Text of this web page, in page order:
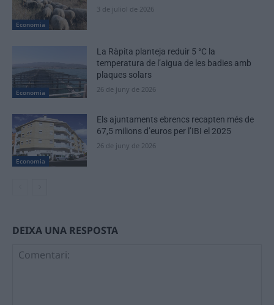
Economia
3 de juliol de 2026
Economia
La Ràpita planteja reduir 5 °C la
temperatura de l’aigua de les badies amb
plaques solars
26 de juny de 2026
Economia
Els ajuntaments ebrencs recapten més de
67,5 milions d’euros per l’IBI el 2025
26 de juny de 2026
DEIXA UNA RESPOSTA